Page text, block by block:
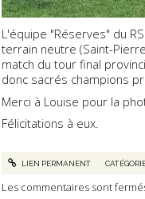
L'équipe "Réserves" du
terrain neutre (Saint-
match du tour final
donc sacrés champions
Merci à Louise pour la
Félicitations à eux.
LIEN PERMANENT
Les commentaires sont